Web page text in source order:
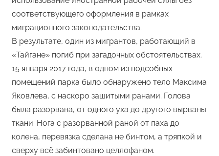
соответствующего оформления в рамках
миграционного законодательства.
В результате, один из мигрантов, работающий в
«Тайгане» погиб при загадочных обстоятельствах.
15 января 2017 года, в одном из подсобных
помещений парка было обнаружено тело Максима
Яковлева, с наскоро зашитыми ранами. Голова
была разорвана, от одного уха до другого вырваны
ткани. Нога с разорванной раной от паха до
колена, перевязка сделана не бинтом, а тряпкой и
сверху всё забинтовано целлофаном.